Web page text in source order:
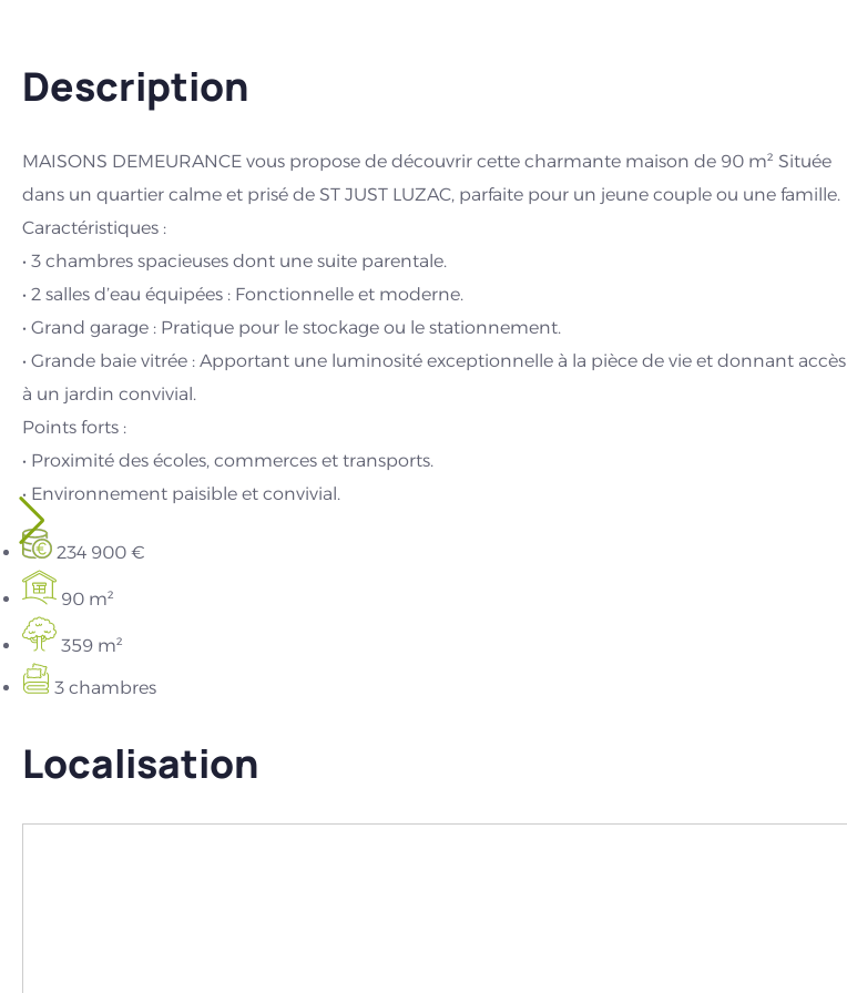
Description
MAISONS DEMEURANCE vous propose de découvrir cette charmante maison de 90 m² Située
dans un quartier calme et prisé de ST JUST LUZAC, parfaite pour un jeune couple ou une famille.
Caractéristiques :
• 3 chambres spacieuses dont une suite parentale.
• 2 salles d’eau équipées : Fonctionnelle et moderne.
• Grand garage : Pratique pour le stockage ou le stationnement.
• Grande baie vitrée : Apportant une luminosité exceptionnelle à la pièce de vie et donnant accès
à un jardin convivial.
Points forts :
• Proximité des écoles, commerces et transports.
• Environnement paisible et convivial.
234 900 €
90 m²
359 m²
3 chambres
Localisation